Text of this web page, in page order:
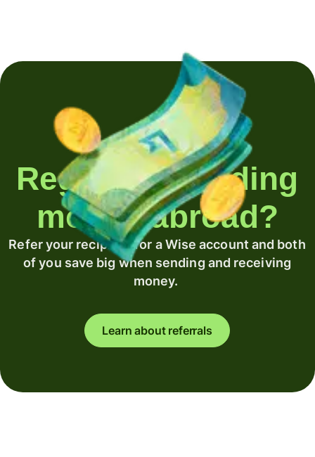
Regularly sending
money abroad?
Refer your recipient for a Wise account and both
of you save big when sending and receiving
money.
Learn about referrals